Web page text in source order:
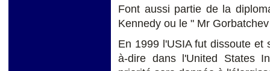
Font aussi partie de la
Kennedy ou le " Mr
En 1999 l'USIA fut dissoute et
à-dire dans l'United States